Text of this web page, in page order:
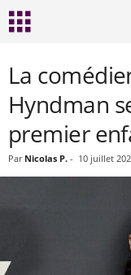
La
Hyndman
premier
Par Nicolas P. - 10 juillet